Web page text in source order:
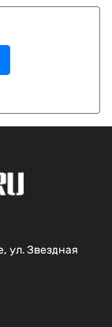
ул. Звездная